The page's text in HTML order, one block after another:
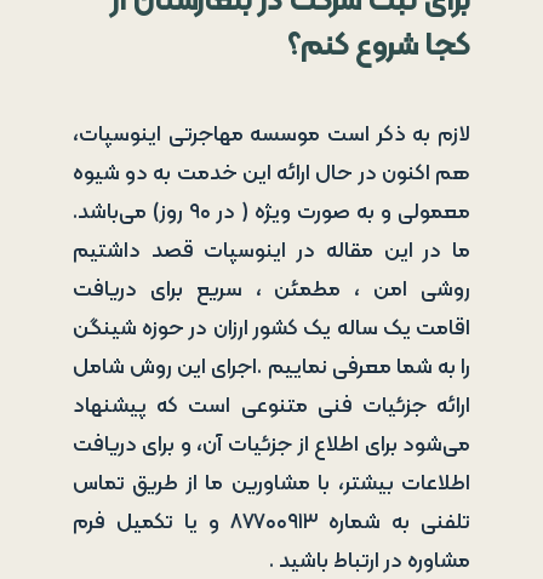
کجا شروع کنم؟
لازم به ذکر است موسسه مهاجرتی اینوسپات،
هم اکنون در حال ارائه این خدمت به دو شیوه
معمولی و به صورت ویژه ( در ۹۰ روز) می‌باشد.
ما در این مقاله در اینوسپات قصد داشتیم
روشی امن ، مطمئن ، سریع برای دریافت
اقامت یک ساله یک کشور ارزان در حوزه شینگن
را به شما معرفی نماییم .اجرای این روش شامل
ارائه جزئیات فنی متنوعی است که پیشنهاد
می‌شود برای اطلاع از جزئیات آن، و برای دریافت
اطلاعات بیشتر، با مشاورین ما از طریق تماس
تلفنی به شماره ۸۷۷۰۰۹۱۳ و یا تکمیل فرم
مشاوره در ارتباط باشید .